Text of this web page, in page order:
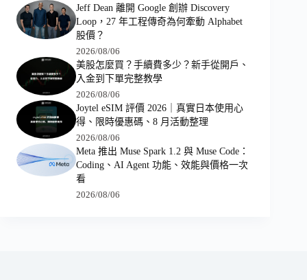
Jeff Dean 離開 Google 創辦 Discovery
Loop，27 年工程傳奇為何牽動 Alphabet
股價？
2026/08/06
美股怎麼買？手續費多少？新手從開戶、
入金到下單完整教學
2026/08/06
Joytel eSIM 評價 2026｜真實日本使用心
得、限時優惠碼、8 月活動整理
2026/08/06
Meta 推出 Muse Spark 1.2 與 Muse Code：
Coding、AI Agent 功能、效能與價格一次
看
2026/08/06